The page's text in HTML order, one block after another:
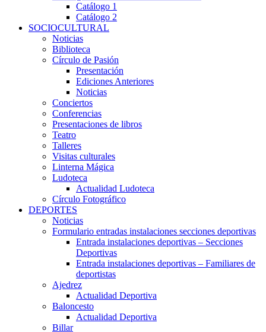
Catálogo 1
Catálogo 2
SOCIOCULTURAL
Noticias
Biblioteca
Círculo de Pasión
Presentación
Ediciones Anteriores
Noticias
Conciertos
Conferencias
Presentaciones de libros
Teatro
Talleres
Visitas culturales
Linterna Mágica
Ludoteca
Actualidad Ludoteca
Círculo Fotográfico
DEPORTES
Noticias
Formulario entradas instalaciones secciones deportivas
Entrada instalaciones deportivas – Secciones
Deportivas
Entrada instalaciones deportivas – Familiares de
deportistas
Ajedrez
Actualidad Deportiva
Baloncesto
Actualidad Deportiva
Billar